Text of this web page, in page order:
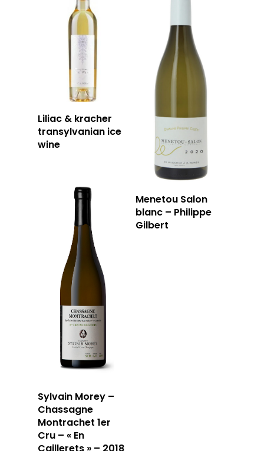
Liliac & kracher
transylvanian ice
wine
Menetou Salon
blanc – Philippe
Gilbert
Sylvain Morey –
Chassagne
Montrachet 1er
Cru – « En